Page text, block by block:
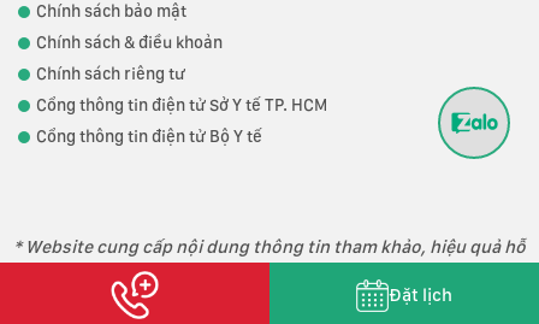
Chính sách bảo mật
Chính sách & điều khoản
Chính sách riêng tư
Cổng thông tin điện tử Sở Y tế TP. HCM
Cổng thông tin điện tử Bộ Y tế
* Website cung cấp nội dung thông tin tham khảo, hiệu quả hỗ
trợ điều trị phụ thuộc vào thể trạng từng người.
Copyright 2023 © Phòng khám Đa khoa Loukas
Đặt lịch